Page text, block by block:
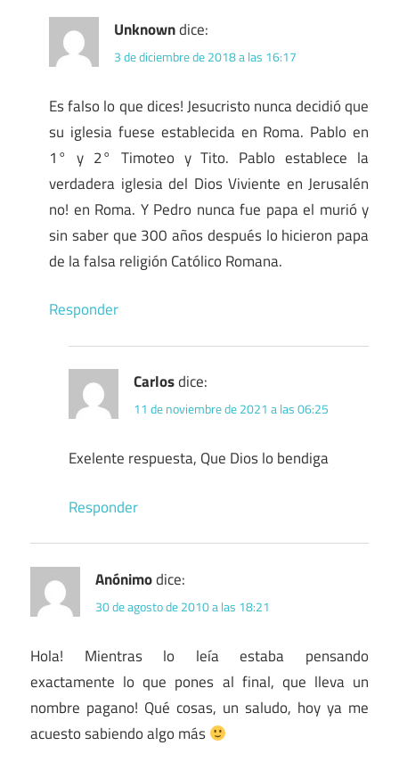
Unknowndice:
3 de diciembre de 2018 a las 16:17
Es falso lo que dices! Jesucristo nunca decidió que
su iglesia fuese establecida en Roma. Pablo en
1° y 2° Timoteo y Tito. Pablo establece la
verdadera iglesia del Dios Viviente en Jerusalén
no! en Roma. Y Pedro nunca fue papa el murió y
sin saber que 300 años después lo hicieron papa
de la falsa religión Católico Romana.
Responder
Carlosdice:
11 de noviembre de 2021 a las 06:25
Exelente respuesta, Que Dios lo bendiga
Responder
Anónimodice:
30 de agosto de 2010 a las 18:21
Hola! Mientras lo leía estaba pensando
exactamente lo que pones al final, que lleva un
nombre pagano! Qué cosas, un saludo, hoy ya me
acuesto sabiendo algo más